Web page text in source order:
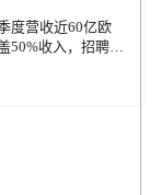
技产品与企业需求
方案和途径 案例将
阅读 线上线下参与
展 奖项参与评选
可，适合成熟产品
度营收近60亿欧
50%收入，招聘服